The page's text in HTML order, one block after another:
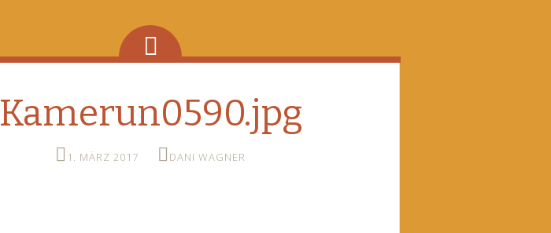
Kamerun0590.jpg
1. MÄRZ 2017 DANI WAGNER